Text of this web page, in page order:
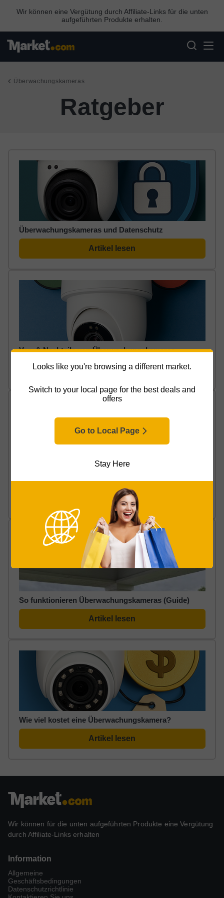
Looks like you're browsing a different market.
Switch to your local page for the best deals and
offers
Go to Local Page
Stay Here
Wir können eine Vergütung durch Affiliate-Links für die unten
aufgeführten Produkte erhalten.
Überwachungskameras
Ratgeber
Überwachungskameras und Datenschutz
Artikel lesen
Vor- & Nachteile von Überwachungskameras
Artikel lesen
Diese Micro SD-Karten sind für
Überwachungskameras geeignet
Artikel lesen
So funktionieren Überwachungskameras (Guide)
Artikel lesen
Wie viel kostet eine Überwachungskamera?
Artikel lesen
Wir können für die unten aufgeführten Produkte eine Vergütung
durch Affiliate-Links erhalten
Information
Allgemeine
Geschäftsbedingungen
Datenschutzrichtlinie